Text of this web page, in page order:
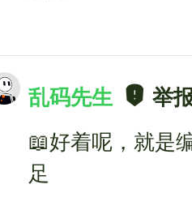
乱码先生
举
📖好着呢，就是
足